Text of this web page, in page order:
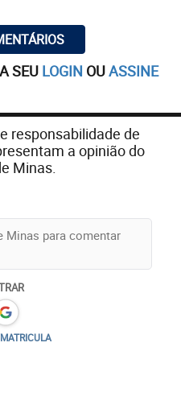
SEU LOGIN OUASSINE
responsabilidade de
a opinião do
Minas.